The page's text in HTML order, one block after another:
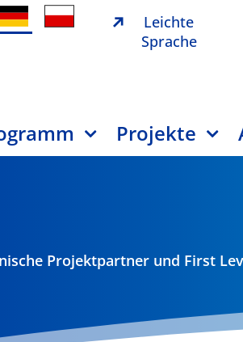
Leichte
Sprache
Projekte
Projektpartner und First